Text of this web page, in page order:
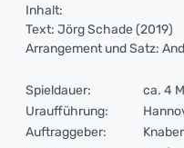
Inhalt:
Text: Jörg Schade (2019)
Arrangement und Satz:
Spieldauer:
ca. 4
Uraufführung:
Auftraggeber: